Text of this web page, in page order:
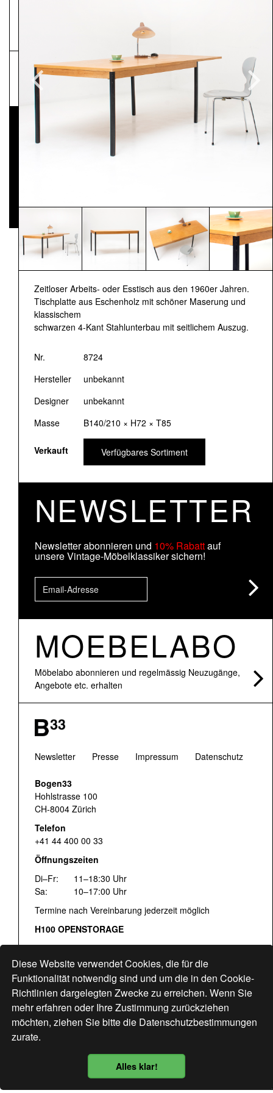
Datenschutzbestimmung
Diese Website verwendet Cookies, die für die
Funktionalität notwendig sind und um die in den Cookie-
Richtlinien dargelegten Zwecke zu erreichen. Wenn Sie
mehr erfahren oder Ihre Zustimmung zurückziehen
möchten, ziehen Sie bitte die Datenschutzbestimmungen
zurate.
Alles klar!
Zeitloser Arbeits- oder Esstisch aus den 1960er Jahren.
Tischplatte aus Eschenholz mit schöner Maserung und
klassischem
schwarzen 4-Kant Stahlunterbau mit seitlichem Auszug.
Nr.
8724
Hersteller
unbekannt
Designer
unbekannt
Masse
B140/210 × H72 × T85
Verkauft Verfügbares Sortiment
NEWSLETTER
Newsletter abonnieren und 10% Rabattauf
unsere Vintage-Möbelklassiker sichern!
MOEBELABO
Möbelabo abonnieren und regelmässig Neuzugänge,
Angebote etc. erhalten
Newsletter Presse Impressum Datenschutz
Bogen33
Hohlstrasse 100
CH-8004 Zürich
Telefon
+41 44 400 00 33
Öffnungszeiten
Di–Fr:
11–18:30 Uhr
Sa:
10–17:00 Uhr
Termine nach Vereinbarung jederzeit möglich
H100 OPENSTORAGE
Fr:
16:00–18:30 Uhr
Sa: 12:00–17:00 Uhr
Hohlstrasse 122
www.bogen33.ch
Pressematerial